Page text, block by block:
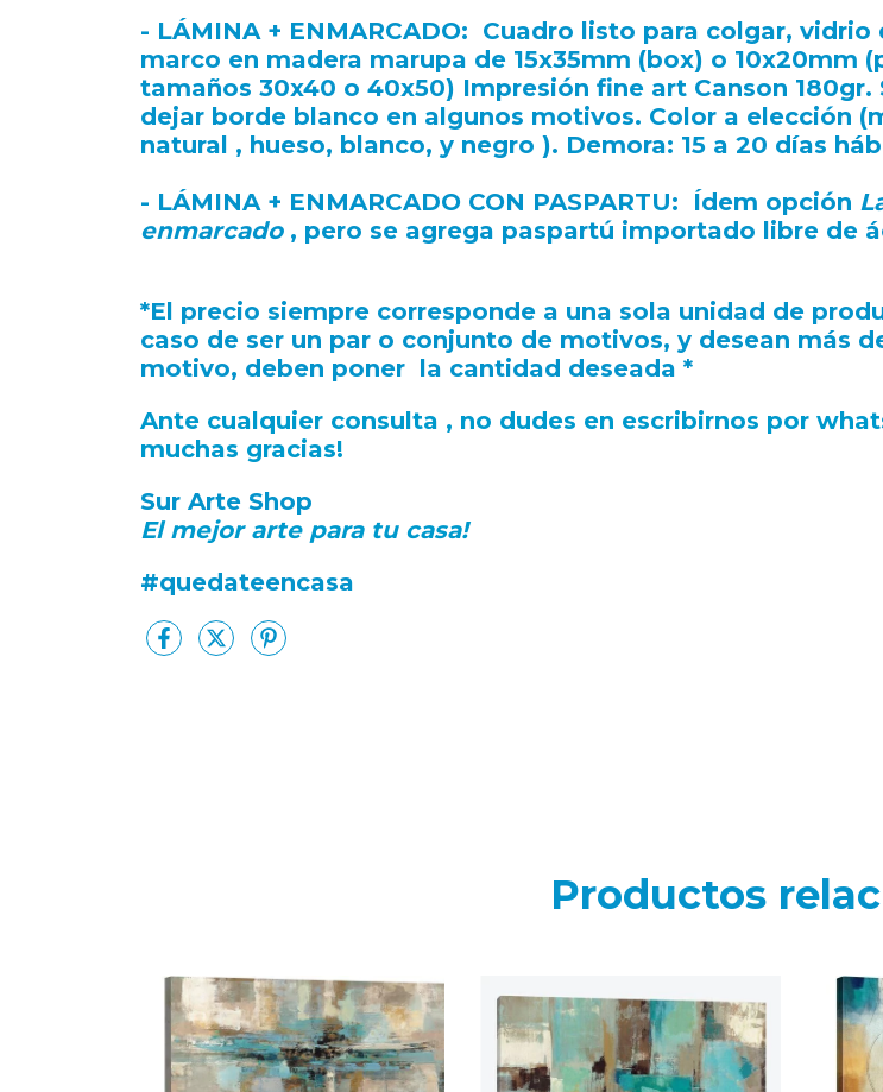
- LÁMINA + ENMARCADO: Cuadro listo para colgar, vidrio
marco en madera marupa de 15x35mm (box) o 10x20mm
tamaños 30x40 o 40x50) Impresión fine art Canson 180gr.
dejar borde blanco en algunos motivos. Color a elección
natural , hueso, blanco, y negro ). Demora: 15 a 20 días
- LÁMINA + ENMARCADO CON PASPARTU: Ídem opción
enmarcado, pero se agrega paspartú importado libre de
*El precio siempre corresponde a una sola unidad de
caso de ser un par o conjunto de motivos, y desean más
motivo, deben poner la cantidad deseada *
Ante cualquier consulta , no dudes en escribirnos por
muchas gracias!
Sur Arte Shop
El mejor arte para tu casa!
#quedateencasa
Productos